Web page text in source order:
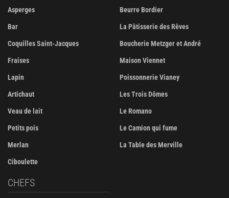
Asperges
Bar
Coquilles Saint-Jacques
Fraises
Lapin
Artichaut
Veau de lait
Petits pois
Merlan
Ciboulette
Beurre Bordier
La Pâtisserie des Rêves
Boucherie Metzger et André
Maison Viennet
Poissonnerie Vianey
Les Trois Dômes
Le Romano
Le Camion qui fume
La Table des Merville
CHEFS